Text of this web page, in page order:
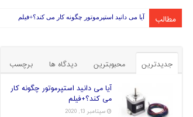
مطالب آیا می دانید استپرموتور چگونه کار می کند؟+فیلم
راه های انتخاب فیلامنت خوب برای پرینتر سه بعدی
جدیدترین محبوبترین دیدگاه ها برچسب
آیا می دانید استپرموتور چگونه کار
می کند؟+فیلم
سپتامبر 13, 2020